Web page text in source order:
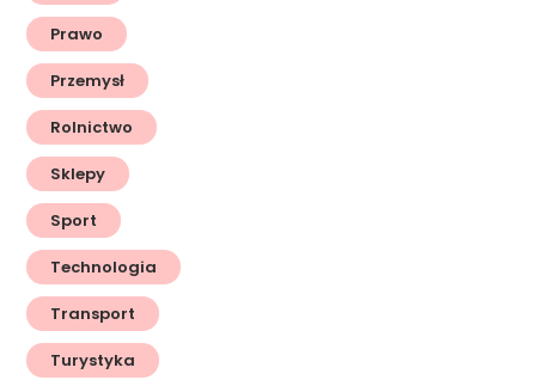
Prawo
Przemysł
Rolnictwo
Sklepy
Sport
Technologia
Transport
Turystyka